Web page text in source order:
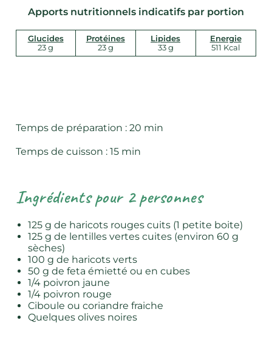
Apports nutritionnels indicatifs par portion
Glucides
23 g
Protéines
23 g
Lipides
33 g
Energie
511 Kcal
Temps de préparation : 20 min
Temps de cuisson : 15 min
Ingrédients pour 2 personnes
125 g de haricots rouges cuits (1 petite boite)
125 g de lentilles vertes cuites (environ 60 g
sèches)
100 g de haricots verts
50 g de feta émietté ou en cubes
1/4 poivron jaune
1/4 poivron rouge
Ciboule ou coriandre fraiche
Quelques olives noires